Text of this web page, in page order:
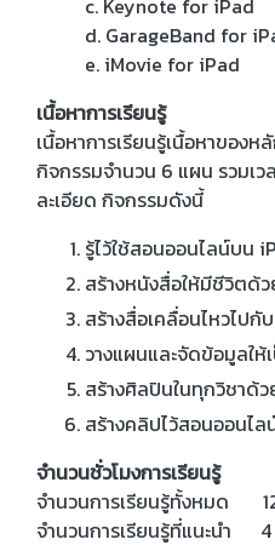
c. Keynote for iPad
d. GarageBand for
e. iMovie for iPad
เนื้อหาการเรียนรู้
เนื้อหาการเรียนรู้เนื้อหาของ
กิจกรรมจำนวน 6 แผน รวมเว
ละเอียด กิจกรรมดังนี้
รู้ไว้ใช้สอนออนไลน์บน
สร้างหนังสื่อให้มีชีวิตด้
สร้างสื่อเคลื่อนไหวไปกั
วางแผนและจัดข้อมูลใ
สร้างศิลปินในทุกวิชาด้
สร้างคลิปไว้สอนออนไ
จำนวนชั่วโมงการเรียนรู้
จำนวนการเรียนรู้ทั้งหมด
จำนวนการเรียนรู้ที่แนะนำ